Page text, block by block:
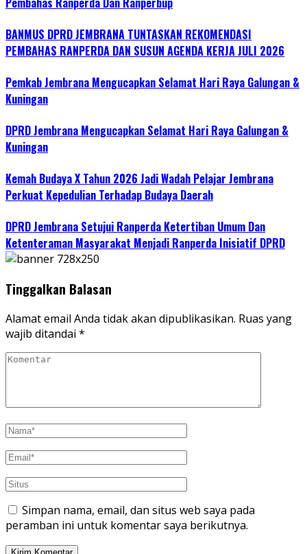
BANMUS DPRD JEMBRANA TUNTASKAN REKOMENDASI
PEMBAHAS RANPERDA DAN SUSUN AGENDA KERJA JULI 2026
Pemkab Jembrana Mengucapkan Selamat Hari Raya Galungan &
Kuningan
DPRD Jembrana Mengucapkan Selamat Hari Raya Galungan &
Kuningan
Kemah Budaya X Tahun 2026 Jadi Wadah Pelajar Jembrana
Perkuat Kepedulian Terhadap Budaya Daerah
DPRD Jembrana Setujui Ranperda Ketertiban Umum Dan
Ketenteraman Masyarakat Menjadi Ranperda Inisiatif DPRD
Tinggalkan Balasan
Alamat email Anda tidak akan dipublikasikan. Ruas yang
wajib ditandai *
Simpan nama, email, dan situs web saya pada
peramban ini untuk komentar saya berikutnya.